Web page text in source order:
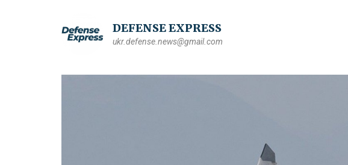
DEFENSE EXPRESS
ukr.defense.news@gmail.com